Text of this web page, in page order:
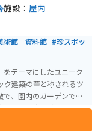
術館｜資料館 #珍スポッ
テーマにしたユニーク
ク建築の華と称されるツ
、園内のガーデンでは
焼の歴史と
の有田焼の作品を展示
施設： 屋内